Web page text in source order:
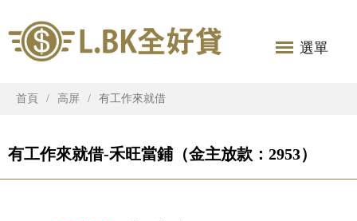
選單
首頁 高屏 有工作來就借
有工作來就借-禾旺當鋪（金主放款：2953）